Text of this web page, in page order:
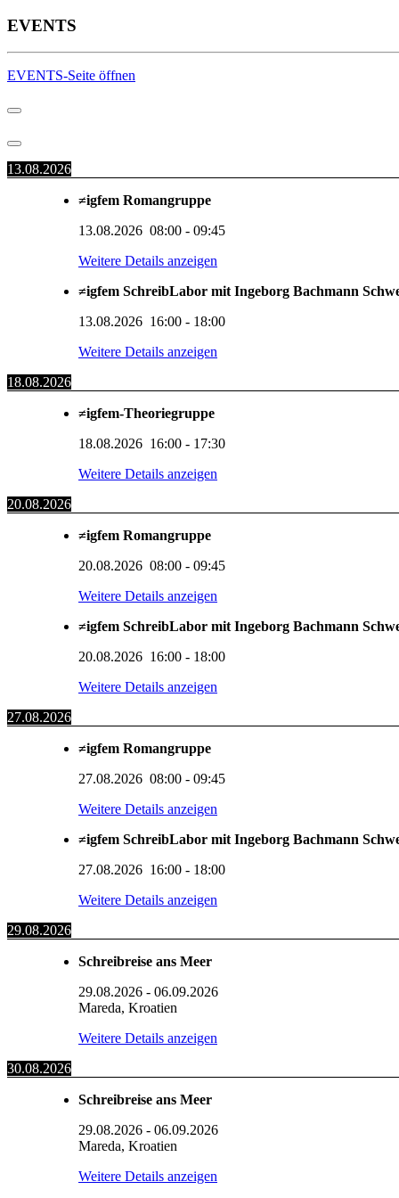
EVENTS
EVENTS-Seite öffnen
13.08.2026
≠igfem Romangruppe
13.08.2026 08:00 - 09:45
Weitere Details anzeigen
≠igfem SchreibLabor mit Ingeborg Bachmann
13.08.2026 16:00 - 18:00
Weitere Details anzeigen
18.08.2026
≠igfem-Theoriegruppe
18.08.2026 16:00 - 17:30
Weitere Details anzeigen
20.08.2026
≠igfem Romangruppe
20.08.2026 08:00 - 09:45
Weitere Details anzeigen
≠igfem SchreibLabor mit Ingeborg Bachmann
20.08.2026 16:00 - 18:00
Weitere Details anzeigen
27.08.2026
≠igfem Romangruppe
27.08.2026 08:00 - 09:45
Weitere Details anzeigen
≠igfem SchreibLabor mit Ingeborg Bachmann
27.08.2026 16:00 - 18:00
Weitere Details anzeigen
29.08.2026
Schreibreise ans Meer
29.08.2026 - 06.09.2026
Mareda, Kroatien
Weitere Details anzeigen
30.08.2026
Schreibreise ans Meer
29.08.2026 - 06.09.2026
Mareda, Kroatien
Weitere Details anzeigen